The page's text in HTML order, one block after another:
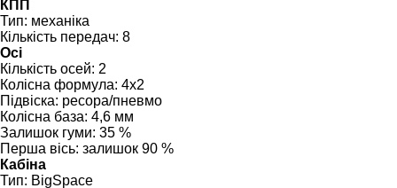
КПП
Тип: механіка
Кількість передач: 8
Осі
Кількість осей: 2
Колісна формула: 4x2
Підвіска: ресора/пневмо
Колісна база: 4,6 мм
Залишок гуми: 35 %
Перша вісь: залишок 90 %
Кабіна
Тип: BigSpace